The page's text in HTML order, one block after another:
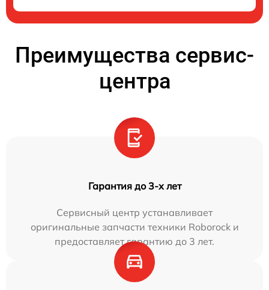
Преимущества сервис-
центра
Гарантия до 3-х лет
Сервисный центр устанавливает
оригинальные запчасти техники Roborock и
предоставляет гарантию до 3 лет.